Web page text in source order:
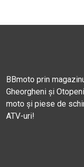
BBmoto prin
Gheorgheni și
moto și piese de
ATV-uri!